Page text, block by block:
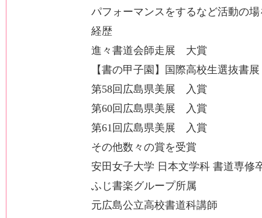
パフォーマンスをするなど活動の
経歴
進々書道会師走展 大賞
【書の甲子園】国際高校生選抜書
第58回広島県美展 入賞
第60回広島県美展 入賞
第61回広島県美展 入賞
その他数々の賞を受賞
安田女子大学 日本文学科 書道専修
ふじ書楽グループ所属
元広島公立高校書道科講師